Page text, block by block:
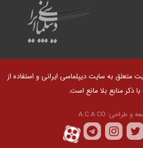
متعلق به سایت دیپلماسی ایرانی و استفاده از
ذکر منابع بلا مانع است.
و طراحی: A.C.A CO